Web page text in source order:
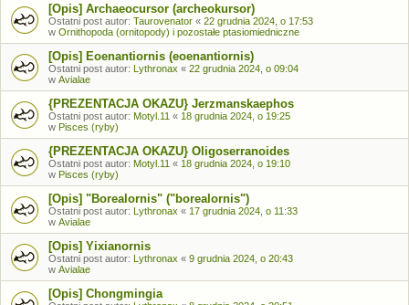
[Opis] Archaeocursor (archeokursor)
Ostatni post autor: Taurovenator « 22 grudnia 2024, o 17:53
w Ornithopoda (ornitopody) i pozostałe ptasiomiedniczne
[Opis] Eoenantiornis (eoenantiornis)
Ostatni post autor: Lythronax « 22 grudnia 2024, o 09:04
w Avialae
{PREZENTACJA OKAZU} Jerzmanskaephos
Ostatni post autor: Motyl.11 « 18 grudnia 2024, o 19:25
w Pisces (ryby)
{PREZENTACJA OKAZU} Oligoserranoides
Ostatni post autor: Motyl.11 « 18 grudnia 2024, o 19:10
w Pisces (ryby)
[Opis] "Borealornis" ("borealornis")
Ostatni post autor: Lythronax « 17 grudnia 2024, o 11:33
w Avialae
[Opis] Yixianornis
Ostatni post autor: Lythronax « 9 grudnia 2024, o 20:43
w Avialae
[Opis] Chongmingia